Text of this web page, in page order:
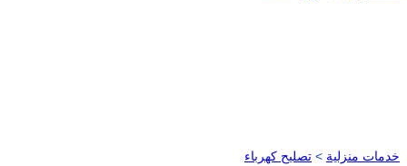
خدمات منزلية > تصليح كهرباء